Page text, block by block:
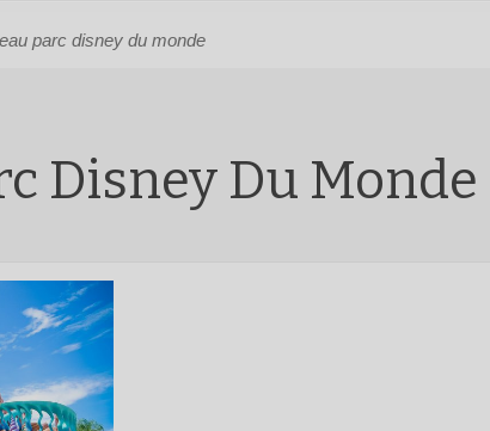
parc disney du monde
Disney Du Monde